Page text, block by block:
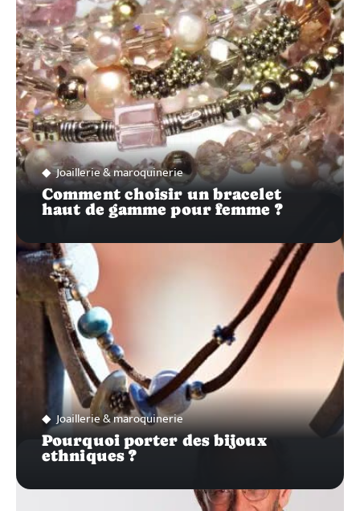
Joaillerie & maroquinerie
Comment choisir un bracelet
haut de gamme pour femme ?
Joaillerie & maroquinerie
Pourquoi porter des bijoux
ethniques ?